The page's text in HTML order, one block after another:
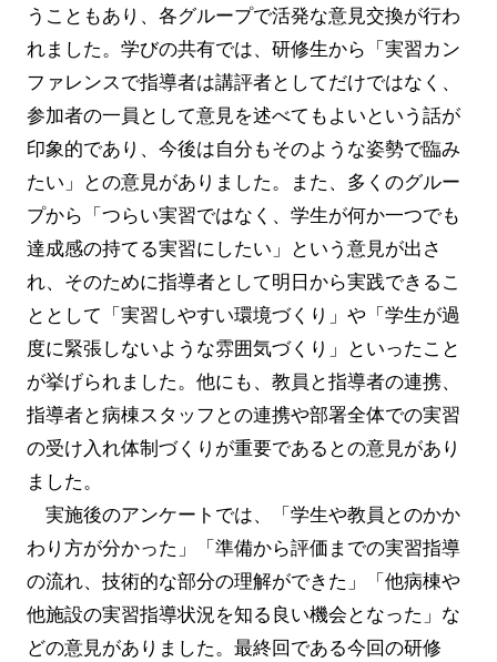
うこともあり、各グループで活発な意見交換が行わ
れました。学びの共有では、研修生から「実習カン
ファレンスで指導者は講評者としてだけではなく、
参加者の一員として意見を述べてもよいという話が
印象的であり、今後は自分もそのような姿勢で臨み
たい」との意見がありました。また、多くのグルー
プから「つらい実習ではなく、学生が何か一つでも
達成感の持てる実習にしたい」という意見が出さ
れ、そのために指導者として明日から実践できるこ
ととして「実習しやすい環境づくり」や「学生が過
度に緊張しないような雰囲気づくり」といったこと
が挙げられました。他にも、教員と指導者の連携、
指導者と病棟スタッフとの連携や部署全体での実習
の受け入れ体制づくりが重要であるとの意見があり
ました。
実施後のアンケートでは、「学生や教員とのかか
わり方が分かった」「準備から評価までの実習指導
の流れ、技術的な部分の理解ができた」「他病棟や
他施設の実習指導状況を知る良い機会となった」な
どの意見がありました。最終回である今回の研修